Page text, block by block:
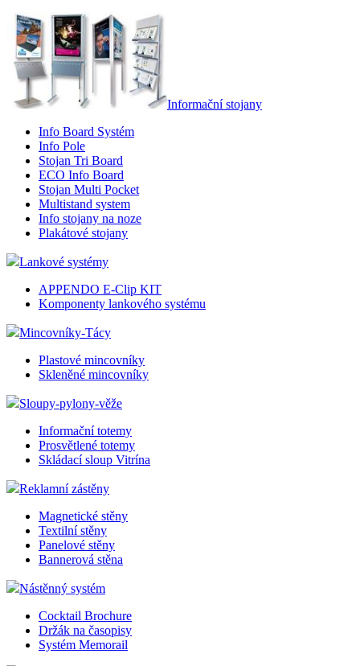
Informační stojany
Info Board Systém
Info Pole
Stojan Tri Board
ECO Info Board
Stojan Multi Pocket
Multistand system
Info stojany na noze
Plakátové stojany
Lankové systémy
APPENDO E-Clip KIT
Komponenty lankového systému
Mincovníky-Tácy
Plastové mincovníky
Skleněné mincovníky
Sloupy-pylony-věže
Informační totemy
Prosvětlené totemy
Skládací sloup Vitrína
Reklamní zástěny
Magnetické stěny
Textilní stěny
Panelové stěny
Bannerová stěna
Nástěnný systém
Cocktail Brochure
Držák na časopisy
Systém Memorail